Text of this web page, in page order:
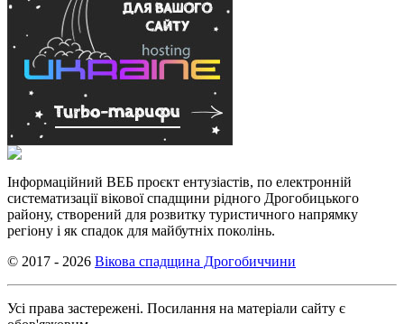
Інформаційний ВЕБ проєкт ентузіастів, по електронній
систематизації вікової спадщини рідного Дрогобицького
району, створений для розвитку туристичного напрямку
регіону і як спадок для майбутніх поколінь.
© 2017 - 2026 Вікова спадщина Дрогобиччини
Усі права застережені. Посилання на матеріали сайту є